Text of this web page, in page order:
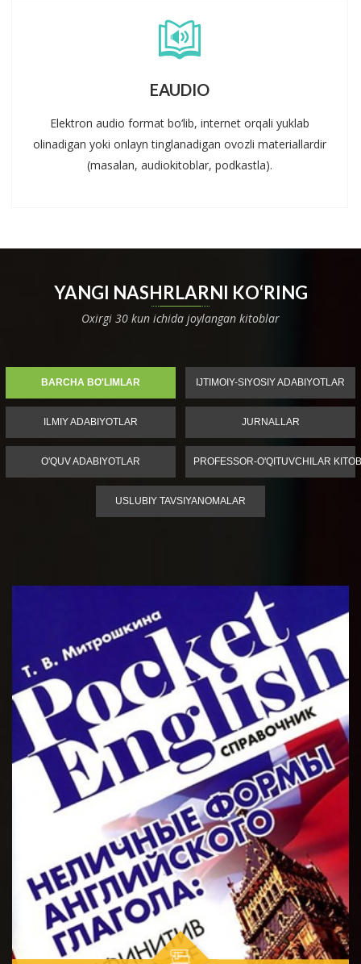
EAUDIO
Elektron audio format bo‘lib, internet orqali yuklab
olinadigan yoki onlayn tinglanadigan ovozli materiallardir
(masalan, audiokitoblar, podkastla).
YANGI NASHRLARNI KO‘RING
Oxirgi 30 kun ichida joylangan kitoblar
BARCHA BO'LIMLAR IJTIMOIY-SIYOSIY ADABIYOTLAR
ILMIY ADABIYOTLAR JURNALLAR
O'QUV ADABIYOTLAR PROFESSOR-O'QITUVCHILAR
USLUBIY TAVSIYANOMALAR